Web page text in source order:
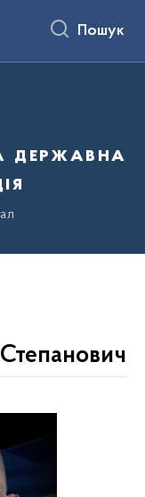
Пошук
державна